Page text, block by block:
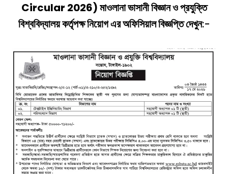
Circular 2026) মাওলানা ভাসানী বিজ্ঞান ও প্রযুক্তি
বিশ্ববিদ্যালয় কর্তৃপক্ষ নিয়োগ এর অফিসিয়াল বিজ্ঞপ্তি দেখুন:-